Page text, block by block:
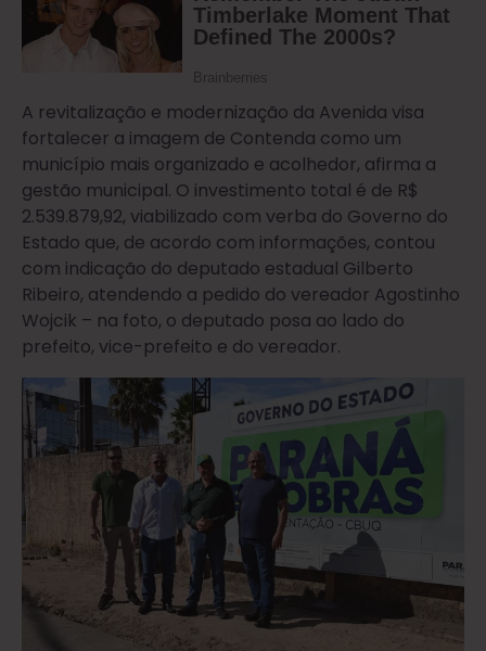
A revitalização e modernização da Avenida visa
fortalecer a imagem de Contenda como um
município mais organizado e acolhedor, afirma a
gestão municipal. O investimento total é de R$
2.539.879,92, viabilizado com verba do Governo do
Estado que, de acordo com informações, contou
com indicação do deputado estadual Gilberto
Ribeiro, atendendo a pedido do vereador Agostinho
Wojcik – na foto, o deputado posa ao lado do
prefeito, vice-prefeito e do vereador.